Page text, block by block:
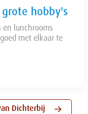
hobby's
en lunchrooms
met elkaar te
Dichterbij